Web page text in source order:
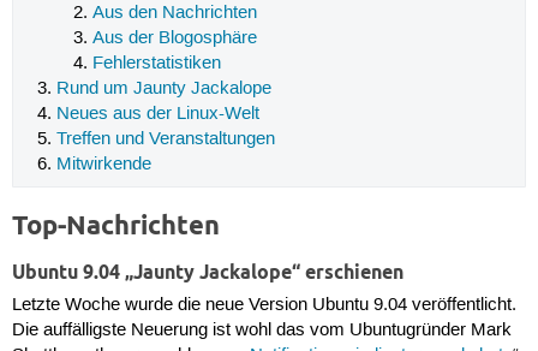
Aus den Nachrichten
Aus der Blogosphäre
Fehlerstatistiken
Rund um Jaunty Jackalope
Neues aus der Linux-Welt
Treffen und Veranstaltungen
Mitwirkende
Top-Nachrichten
Ubuntu 9.04 „Jaunty Jackalope“ erschienen
Letzte Woche wurde die neue Version Ubuntu 9.04 veröffentlicht.
Die auffälligste Neuerung ist wohl das vom Ubuntugründer Mark